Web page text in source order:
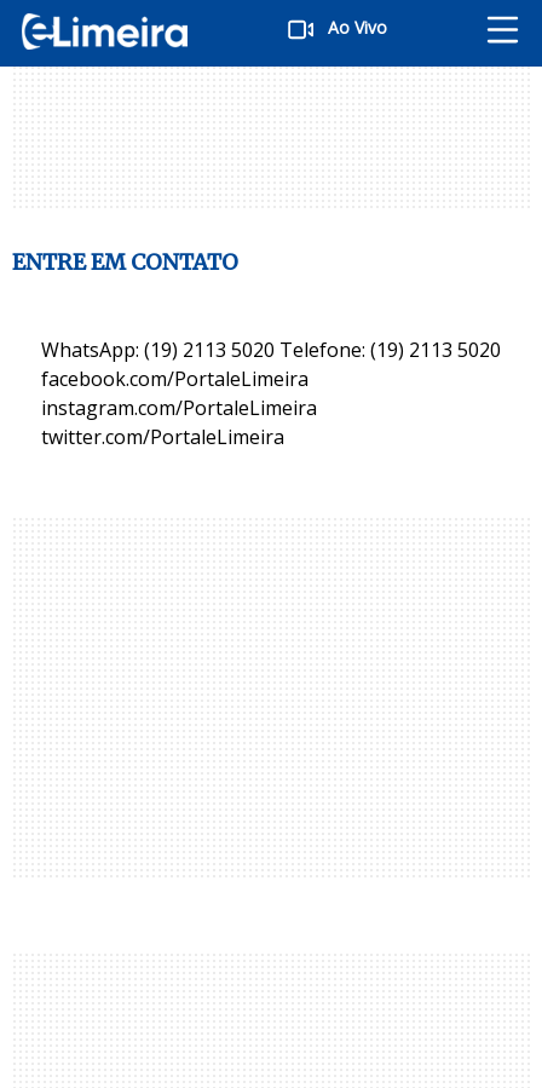
Ao Vivo
ENTRE EM CONTATO
WhatsApp: (19) 2113 5020 Telefone: (19) 2113 5020
facebook.com/PortaleLimeira
instagram.com/PortaleLimeira
twitter.com/PortaleLimeira